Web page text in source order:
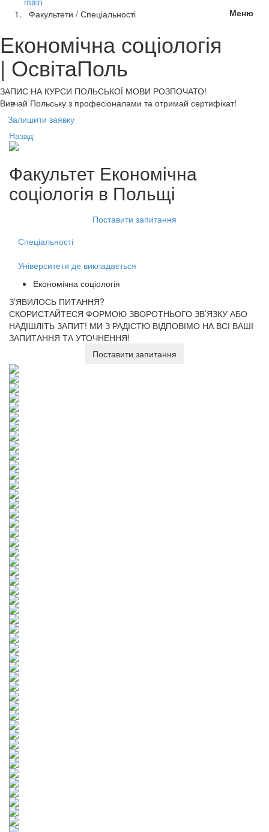
Меню
Факультети / Спеціальності
Економічна соціологія
| ОсвітаПоль
ЗАПИС НА КУРСИ ПОЛЬСЬКОЇ МОВИ РОЗПОЧАТО!
Вивчай Польську з професіоналами та отримай сертифікат!
Залишити заявку
Назад
Факультет Економічна
соціологія в Польщі
Поставити запитання
Спеціальності
Університети де викладається
Економічна соціологія
З’ЯВИЛОСЬ ПИТАННЯ?
СКОРИСТАЙТЕСЯ ФОРМОЮ ЗВОРОТНЬОГО ЗВ’ЯЗКУ АБО
НАДІШЛІТЬ ЗАПИТ! МИ З РАДІСТЮ ВІДПОВІМО НА ВСІ ВАШІ
ЗАПИТАННЯ ТА УТОЧНЕННЯ!
Поставити запитання